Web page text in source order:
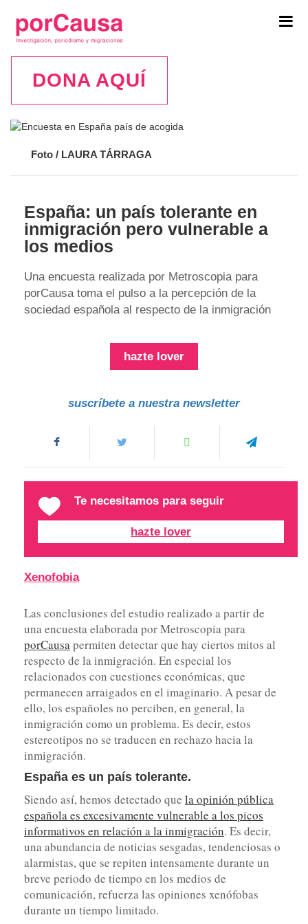
DONA AQUÍ
Foto / LAURA TÁRRAGA
España: un país tolerante en
inmigración pero vulnerable a
los medios
Una encuesta realizada por Metroscopia para
porCausa toma el pulso a la percepción de la
sociedad española al respecto de la inmigración
hazte lover
suscríbete a nuestra newsletter
Te necesitamos para seguir
hazte lover
Xenofobia
Las conclusiones del estudio realizado a partir de
una encuesta elaborada por Metroscopia para
porCausapermiten detectar que hay ciertos mitos al
respecto de la inmigración. En especial los
relacionados con cuestiones económicas, que
permanecen arraigados en el imaginario. A pesar de
ello, los españoles no perciben, en general, la
inmigración como un problema. Es decir, estos
estereotipos no se traducen en rechazo hacia la
inmigración.
España es un país tolerante.
Siendo así, hemos detectado que la opinión pública
española es excesivamente vulnerable a los picos
informativos en relación a la inmigración. Es decir,
una abundancia de noticias sesgadas, tendenciosas o
alarmistas, que se repiten intensamente durante un
breve periodo de tiempo en los medios de
comunicación, refuerza las opiniones xenófobas
durante un tiempo limitado.